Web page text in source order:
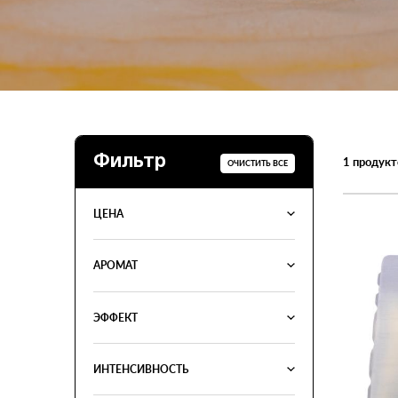
Фильтр
ЦЕНА
АРОМАТ
ЭФФЕКТ
ИНТЕНСИВНОСТЬ
ОЧИСТИТЬ ВСЕ 1